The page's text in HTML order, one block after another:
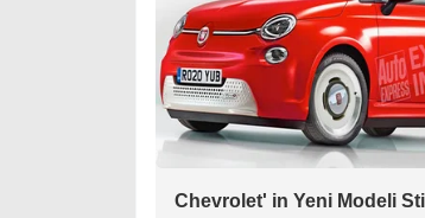
Chevrolet' in Yeni Modeli